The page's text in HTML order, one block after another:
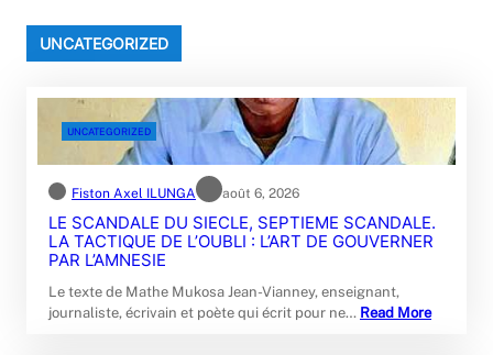
UNCATEGORIZED
UNCATEGORIZED
Fiston Axel ILUNGA août 6, 2026
LE SCANDALE DU SIECLE, SEPTIEME SCANDALE.
LA TACTIQUE DE L’OUBLI : L’ART DE GOUVERNER
PAR L’AMNESIE
Le texte de Mathe Mukosa Jean-Vianney, enseignant,
journaliste, écrivain et poète qui écrit pour ne… Read More